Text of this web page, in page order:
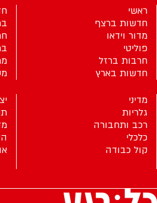
ראשי
חדשות ברצף
מדור וידאו
פוליטי
חרבות ברזל
חדשות בארץ
מדיני
גלריות
רכב ותחבורה
כלכלי
קול כבודה